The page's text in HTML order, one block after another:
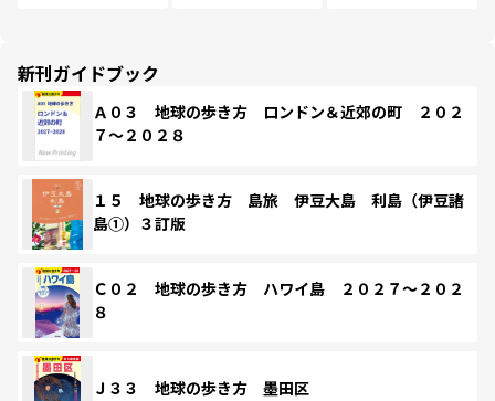
新刊ガイドブック
Ａ０３ 地球の歩き方 ロンドン＆近郊の町 ２０２
７～２０２８
１５ 地球の歩き方 島旅 伊豆大島 利島（伊豆諸
島①）３訂版
Ｃ０２ 地球の歩き方 ハワイ島 ２０２７～２０２
８
Ｊ３３ 地球の歩き方 墨田区